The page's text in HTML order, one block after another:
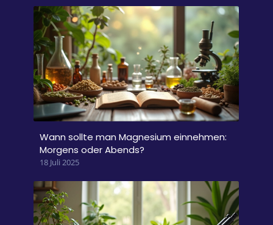
Wann sollte man Magnesium einnehmen:
Morgens oder Abends?
18 Juli 2025